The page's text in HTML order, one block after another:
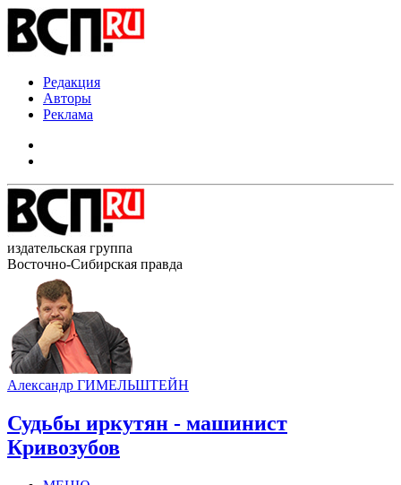
Редакция
Авторы
Реклама
издательская группа
Восточно-Сибирская правда
Александр ГИМЕЛЬШТЕЙН
Судьбы иркутян - машинист
Кривозубов